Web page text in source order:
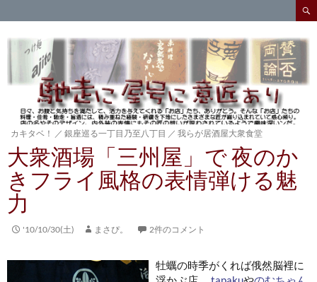
索
ン
ン
ツ
キ
プ
カキタベ！ ／ 銀座巡る一丁目乃至八丁目 ／ 我らが居酒屋大衆食堂
大衆酒場「三州屋」で 夜のか
きフライ風格の表情弾ける魅
力
'10/10/30(土) まさぴ。 2件のコメント
牡蠣の時季がくれば俄然脳裡に